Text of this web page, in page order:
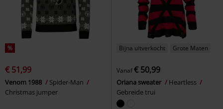
%
€ 51,99
Venom 1988
Spider-Man
Christmas jumper
Bijna uitverkocht Grote Maten
Vanaf€ 50,99
Oriana sweater
Heartless
Gebreide trui